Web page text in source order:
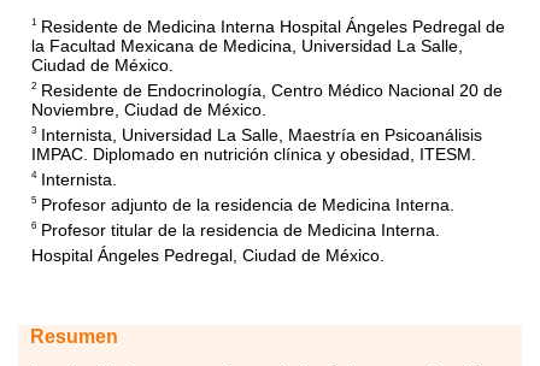
1 Residente de Medicina Interna Hospital Ángeles Pedregal de
la Facultad Mexicana de Medicina, Universidad La Salle,
Ciudad de México.
2 Residente de Endocrinología, Centro Médico Nacional 20 de
Noviembre, Ciudad de México.
3 Internista, Universidad La Salle, Maestría en Psicoanálisis
IMPAC. Diplomado en nutrición clínica y obesidad, ITESM.
4Internista.
5 Profesor adjunto de la residencia de Medicina Interna.
6 Profesor titular de la residencia de Medicina Interna.
Hospital Ángeles Pedregal, Ciudad de México.
Resumen